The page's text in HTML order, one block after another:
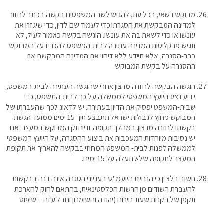
מבוקש רשאי, בכל עת, להגיש לשר המשפטים בקשה בכתב לחזור
למדינה המבקשת את הסגרתו כדי לעמוד שם לדין, כדי שיגזרו את
עונשו או כדי לשאת בה את עונשו. הוגשה בקשה כאמור לעיל, לא
תגיש פרקליטות המדינה עתירה לבית-המשפט להכריז על המבוקש
כבר-הסגרה, אלא תיידע ללא דיחוי את המדינה המבקשת את
ההסגרה על בקשת המבוקש.
הוגשה הבקשה לחזרה מרצון אחרי שהוגשה העתירה לבית-המשפט,
יודיע נציג היועץ המשפטי לממשלה על כך לבית-המשפט, כדי
שבית-המשפט יפסיק את הדיון בעתירה. יש לדאוג לכך שהעברתו של
המבוקש מחוץ לגבולות ישראל תתבצע תוך 15 ימים ממועד הגשת
בקשתו לחזרה מרצון. במהלך תקופה זו יוחזק המבוקש במעצר. אם
יש נסיבות מיוחדות המעכבות את ביצוע ההסגרה, על היועץ המשפטי
לממשלה לפנות לבית- המשפט המחוזי בבקשה להאריך את תקופת
המעצר לתקופה שלא תעלה על 15 ימים.
חשוב בלציין כי הנחיית היועמ"ש בענייני הסגרה אינה דנה בבקשות
להעברת חשודים מן הרשות הפלסטינאית, בהתאם לחוק להארכת
תקפן של תקנות שעת-חירום (יהודה והשומרון וחבל עזה – שיפוט